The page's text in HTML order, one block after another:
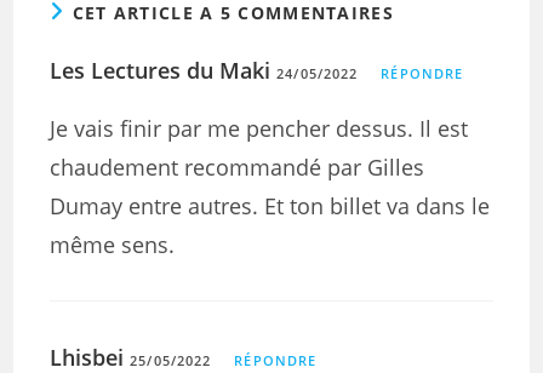
CET ARTICLE A 5 COMMENTAIRES
Les Lectures du Maki 24/05/2022 RÉPONDRE
Je vais finir par me pencher dessus. Il est
chaudement recommandé par Gilles
Dumay entre autres. Et ton billet va dans le
même sens.
Lhisbei 25/05/2022 RÉPONDRE